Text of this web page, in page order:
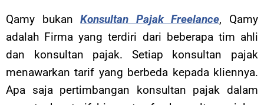
Qamy bukanKonsultan Pajak Freelance, Qamy
adalah Firma yang terdiri dari beberapa tim ahli
dan konsultan pajak. Setiap konsultan pajak
menawarkan tarif yang berbeda kepada kliennya.
Apa saja pertimbangan konsultan pajak dalam